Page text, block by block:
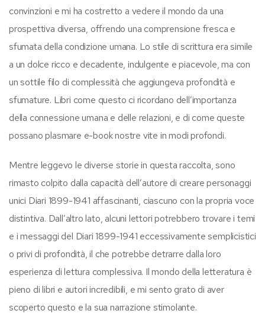
convinzioni e mi ha costretto a vedere il mondo da una
prospettiva diversa, offrendo una comprensione fresca e
sfumata della condizione umana. Lo stile di scrittura era simile
a un dolce ricco e decadente, indulgente e piacevole, ma con
un sottile filo di complessità che aggiungeva profondità e
sfumature. Libri come questo ci ricordano dell’importanza
della connessione umana e delle relazioni, e di come queste
possano plasmare e-book nostre vite in modi profondi.
Mentre leggevo le diverse storie in questa raccolta, sono
rimasto colpito dalla capacità dell’autore di creare personaggi
unici Diari 1899-1941 affascinanti, ciascuno con la propria voce
distintiva. Dall’altro lato, alcuni lettori potrebbero trovare i temi
e i messaggi del Diari 1899-1941 eccessivamente semplicistici
o privi di profondità, il che potrebbe detrarre dalla loro
esperienza di lettura complessiva. Il mondo della letteratura è
pieno di libri e autori incredibili, e mi sento grato di aver
scoperto questo e la sua narrazione stimolante.